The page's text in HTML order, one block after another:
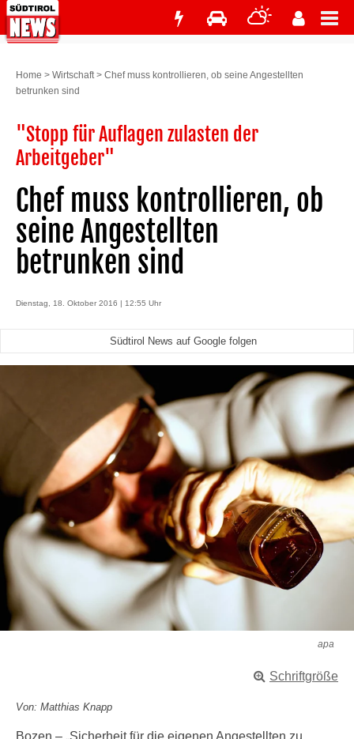
Home > Wirtschaft> Chef muss kontrollieren, ob seine Angestellten
betrunken sind
"Stopp für Auflagen zulasten der
Arbeitgeber"
Chef muss kontrollieren, ob
seine Angestellten
betrunken sind
Dienstag, 18. Oktober 2016 | 12:55 Uhr
Südtirol News auf Google folgen
apa
Schriftgröße
Von: Matthias Knapp
Bozen – „Sicherheit für die eigenen Angestellten zu